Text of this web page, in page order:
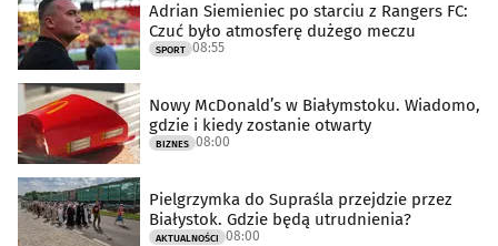
Adrian Siemieniec po starciu z Rangers FC:
Czuć było atmosferę dużego meczu
SPORT 08:55
Nowy McDonald’s w Białymstoku. Wiadomo,
gdzie i kiedy zostanie otwarty
BIZNES 08:00
Pielgrzymka do Supraśla przejdzie przez
Białystok. Gdzie będą utrudnienia?
AKTUALNOŚCI 08:00